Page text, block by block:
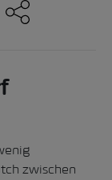
zwischen